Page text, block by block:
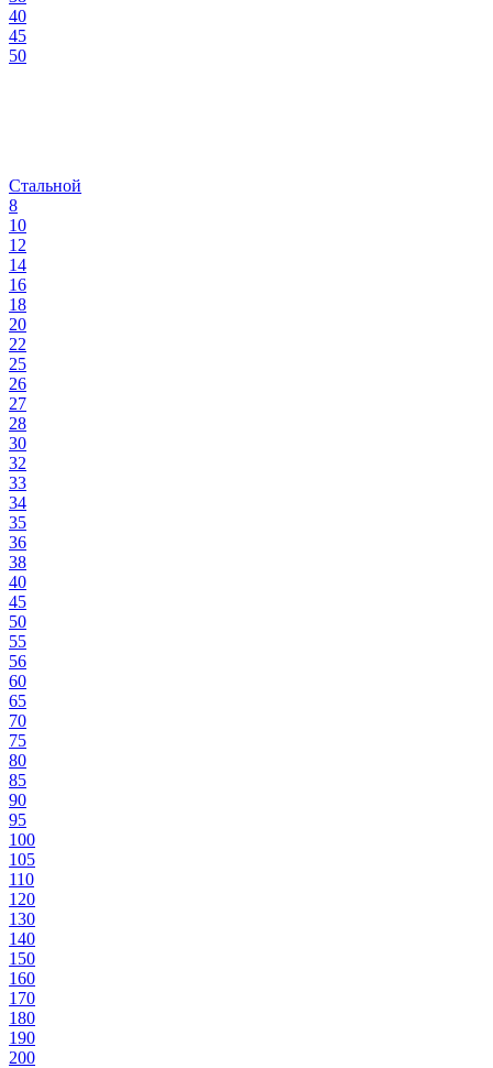
40
45
50
Стальной
8
10
12
14
16
18
20
22
25
26
27
28
30
32
33
34
35
36
38
40
45
50
55
56
60
65
70
75
80
85
90
95
100
105
110
120
130
140
150
160
170
180
190
200